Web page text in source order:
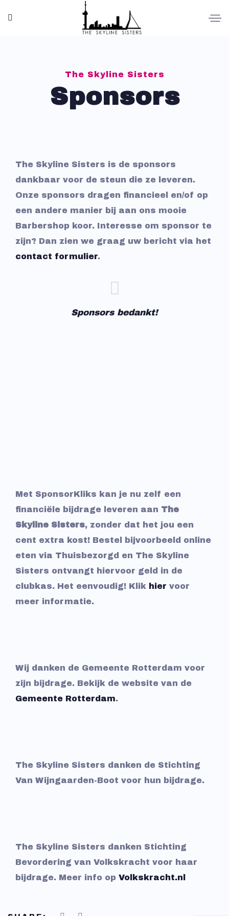
The Skyline Sisters
Sponsors
The Skyline Sisters is de sponsors
dankbaar voor de steun die ze leveren.
Onze sponsors dragen financieel en/of op
een andere manier bij aan ons mooie
Barbershop koor. Interesse om sponsor te
zijn? Dan zien we graag uw bericht via het
contact formulier.
Sponsors bedankt!
Met SponsorKliks kan je nu zelf een
financiële bijdrage leveren aan The
Skyline Sisters, zonder dat het jou een
cent extra kost! Bestel bijvoorbeeld online
eten via Thuisbezorgd en The Skyline
Sisters ontvangt hiervoor geld in de
clubkas. Het eenvoudig! Klik hier voor
meer informatie.
Wij danken de Gemeente Rotterdam voor
zijn bijdrage. Bekijk de website van de
Gemeente Rotterdam.
The Skyline Sisters danken de Stichting
Van Wijngaarden-Boot voor hun bijdrage.
The Skyline Sisters danken Stichting
Bevordering van Volkskracht voor haar
bijdrage. Meer info op Volkskracht.nl